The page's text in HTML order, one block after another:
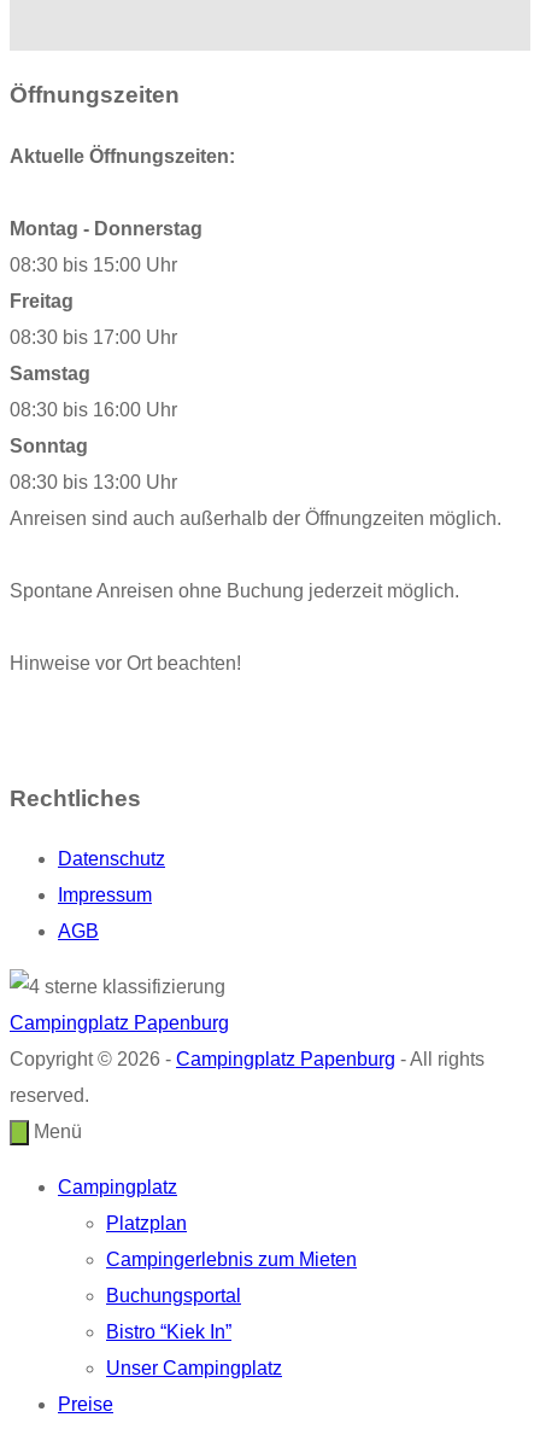
Öffnungszeiten
Aktuelle Öffnungszeiten:
Montag - Donnerstag
08:30 bis 15:00 Uhr
Freitag
08:30 bis 17:00 Uhr
Samstag
08:30 bis 16:00 Uhr
Sonntag
08:30 bis 13:00 Uhr
Anreisen sind auch außerhalb der Öffnungzeiten möglich.
Spontane Anreisen ohne Buchung jederzeit möglich.
Hinweise vor Ort beachten!
Rechtliches
Datenschutz
Impressum
AGB
Campingplatz Papenburg
Copyright © 2026 - Campingplatz Papenburg - All rights
reserved.
Menü
Campingplatz
Platzplan
Campingerlebnis zum Mieten
Buchungsportal
Bistro “Kiek In”
Unser Campingplatz
Preise